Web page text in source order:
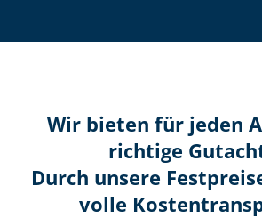
Wir bieten für jeden
richtige
Durch unsere
volle